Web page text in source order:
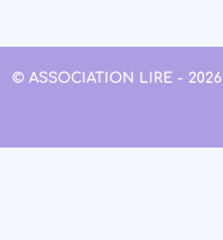
© ASSOCIATION LIRE - 2026